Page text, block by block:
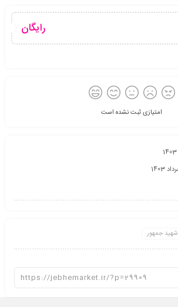
رایگان
امتیازی ثبت نشده است
شهید جمهور